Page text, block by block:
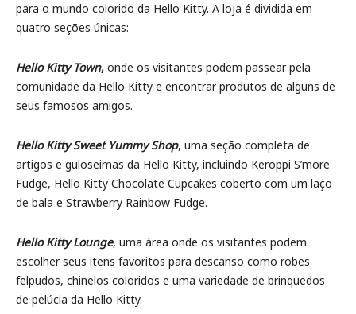
para o mundo colorido da Hello Kitty. A loja é dividida em
quatro seções únicas:
Hello Kitty Town, onde os visitantes podem passear pela
comunidade da Hello Kitty e encontrar produtos de alguns de
seus famosos amigos.
Hello Kitty Sweet Yummy Shop, uma seção completa de
artigos e guloseimas da Hello Kitty, incluindo Keroppi S’more
Fudge, Hello Kitty Chocolate Cupcakes coberto com um laço
de bala e Strawberry Rainbow Fudge.
Hello Kitty Lounge, uma área onde os visitantes podem
escolher seus itens favoritos para descanso como robes
felpudos, chinelos coloridos e uma variedade de brinquedos
de pelúcia da Hello Kitty.